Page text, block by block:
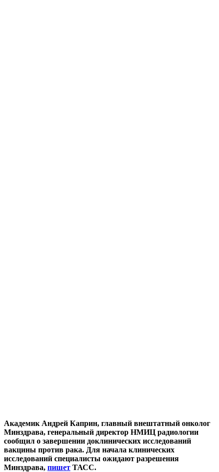
Академик Андрей Каприн, главный внештатный онколог
Минздрава, генеральный директор НМИЦ радиологии
сообщил о завершении доклинических исследований
вакцины против рака. Для начала клинических
исследований специалисты ожидают разрешения
Минздрава, пишет ТАСС.